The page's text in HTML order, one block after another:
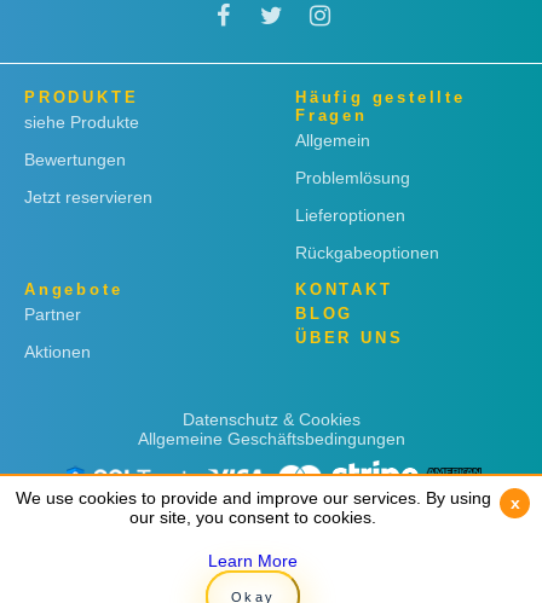
PRODUKTE
siehe Produkte
Bewertungen
Jetzt reservieren
Häufig gestellte
Fragen
Allgemein
Problemlösung
Lieferoptionen
Rückgabeoptionen
Angebote
Partner
Aktionen
KONTAKT
BLOG
ÜBER UNS
Datenschutz & Cookies
Allgemeine Geschäftsbedingungen
Copyright © 2019 Rent 'n Connect
We use cookies to provide and improve our services. By using
our site, you consent to cookies.
Learn More
Okay
x
We use cookies to provide and improve our services. By using
our site, you consent to cookies.
Learn More
Okay
x